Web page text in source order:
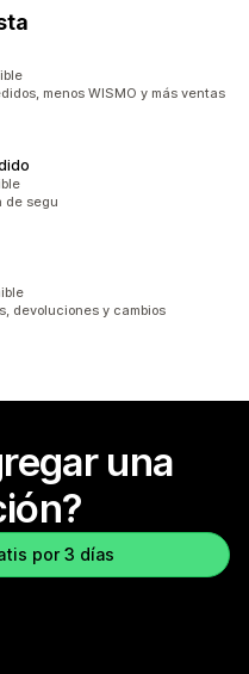
menos WISMO y más ventas
de segu
devoluciones y cambios
una
por 3 días